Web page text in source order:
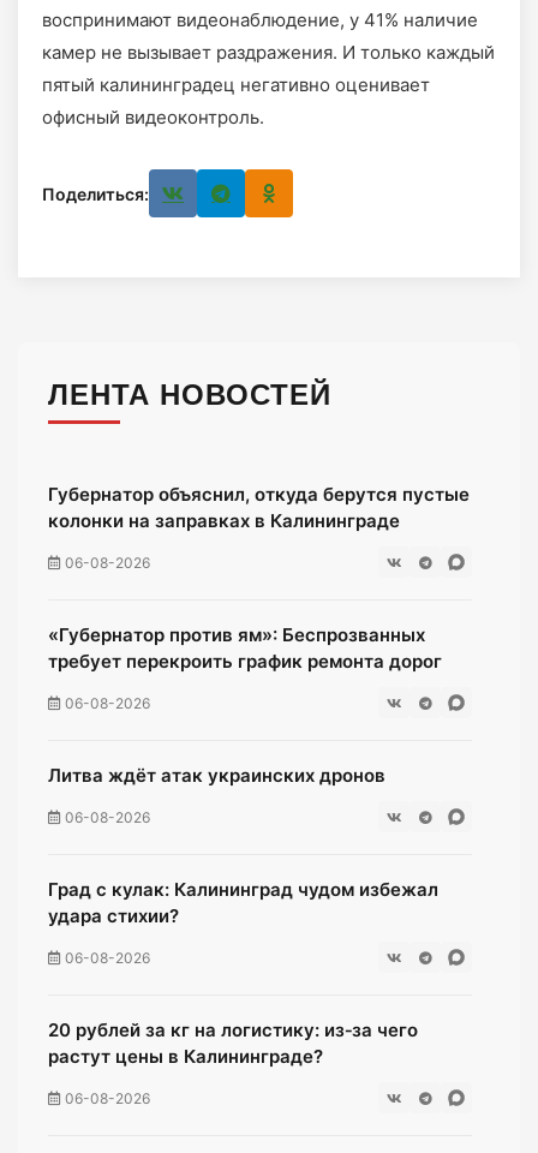
воспринимают видеонаблюдение, у 41% наличие
камер не вызывает раздражения. И только каждый
пятый калининградец негативно оценивает
офисный видеоконтроль.
Поделиться:
ЛЕНТА НОВОСТЕЙ
Губернатор объяснил, откуда берутся пустые
колонки на заправках в Калининграде
06-08-2026
«Губернатор против ям»: Беспрозванных
требует перекроить график ремонта дорог
06-08-2026
Литва ждёт атак украинских дронов
06-08-2026
Град с кулак: Калининград чудом избежал
удара стихии?
06-08-2026
20 рублей за кг на логистику: из‑за чего
растут цены в Калининграде?
06-08-2026